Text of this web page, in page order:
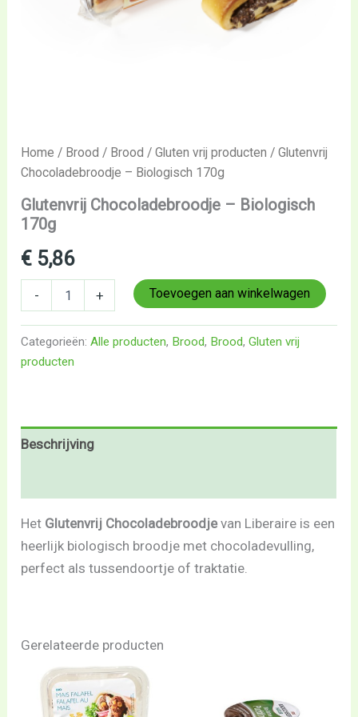
Home / Brood / Brood /Gluten vrij producten / Glutenvrij
Chocoladebroodje – Biologisch 170g
Glutenvrij Chocoladebroodje – Biologisch
170g
€ 5,86
- + Toevoegen aan winkelwagen
Categorieën:Alle producten, Brood, Brood,Gluten vrij
producten
Beschrijving
Het Glutenvrij Chocoladebroodjevan Liberaire is een
heerlijk biologisch broodje met chocoladevulling,
perfect als tussendoortje of traktatie.
Gerelateerde producten